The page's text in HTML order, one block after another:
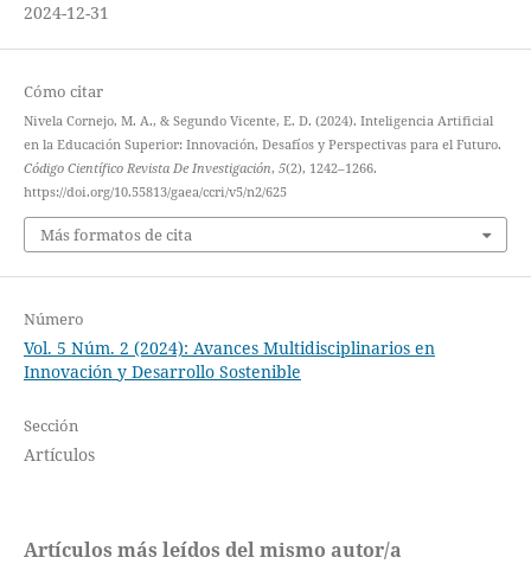
2024-12-31
Cómo citar
Nivela Cornejo, M. A., & Segundo Vicente, E. D. (2024). Inteligencia Artificial
en la Educación Superior: Innovación, Desafíos y Perspectivas para el Futuro.
Código Científico Revista De Investigación, 5(2), 1242–1266.
https://doi.org/10.55813/gaea/ccri/v5/n2/625
Más formatos de cita
Número
Vol. 5 Núm. 2 (2024): Avances Multidisciplinarios en
Innovación y Desarrollo Sostenible
Sección
Artículos
Artículos más leídos del mismo autor/a